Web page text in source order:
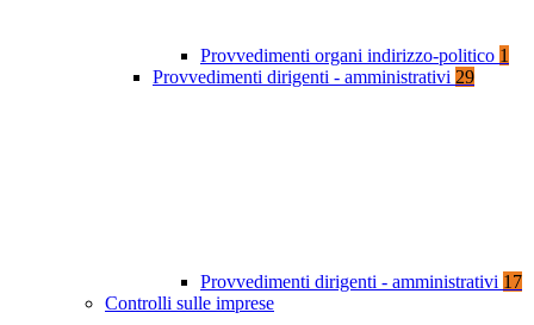
Provvedimenti organi indirizzo-politico 1
Provvedimenti dirigenti - amministrativi 29
Provvedimenti dirigenti - amministrativi 17
Controlli sulle imprese